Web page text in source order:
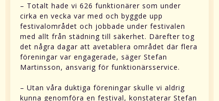
– Totalt hade vi 626 funktionärer som under
cirka en vecka var med och byggde upp
festivalområdet och jobbade under festivalen
med allt från städning till säkerhet. Därefter tog
det några dagar att avetablera området där flera
föreningar var engagerade, säger Stefan
Martinsson, ansvarig för funktionärsservice.
– Utan våra duktiga föreningar skulle vi aldrig
kunna genomföra en festival, konstaterar Stefan